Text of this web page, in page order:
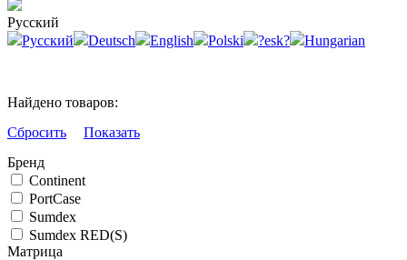
Русский
Русский
Deutsch English Polski ?esk? Hungarian
Найдено товаров:
Сбросить
Показать
Бренд
Continent
PortCase
Sumdex
Sumdex RED(S)
Матрица